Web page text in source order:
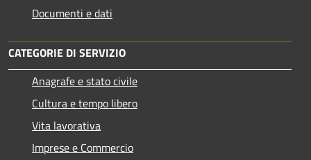
Documenti e dati
CATEGORIE DI SERVIZIO
Anagrafe e stato civile
Cultura e tempo libero
Vita lavorativa
Imprese e Commercio